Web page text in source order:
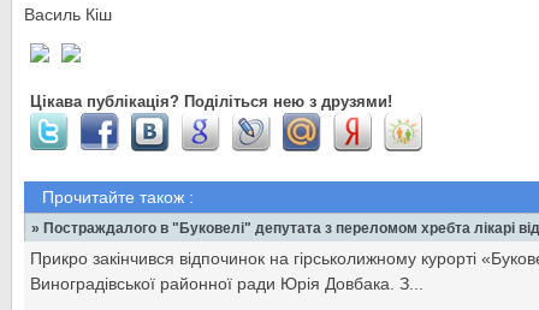
Василь Кіш
Цікава публікація? Поділіться нею з друзями!
Прочитайте також :
» Постраждалого в "Буковелі" депутата з переломом хребта лікарі
Прикро закінчився відпочинок на гірськолижному курорті
Виноградівської районної ради Юрія Довбака. З...